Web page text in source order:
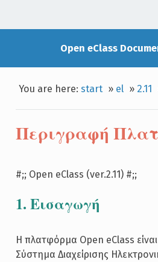
Open eClass
You are here:start » el » 2.11
Περιγραφή
#;; Open eClass (ver.2.11) #;;
1. Εισαγωγή
Η πλατφόρμα Open eClass
Σύστημα Διαχείρισης